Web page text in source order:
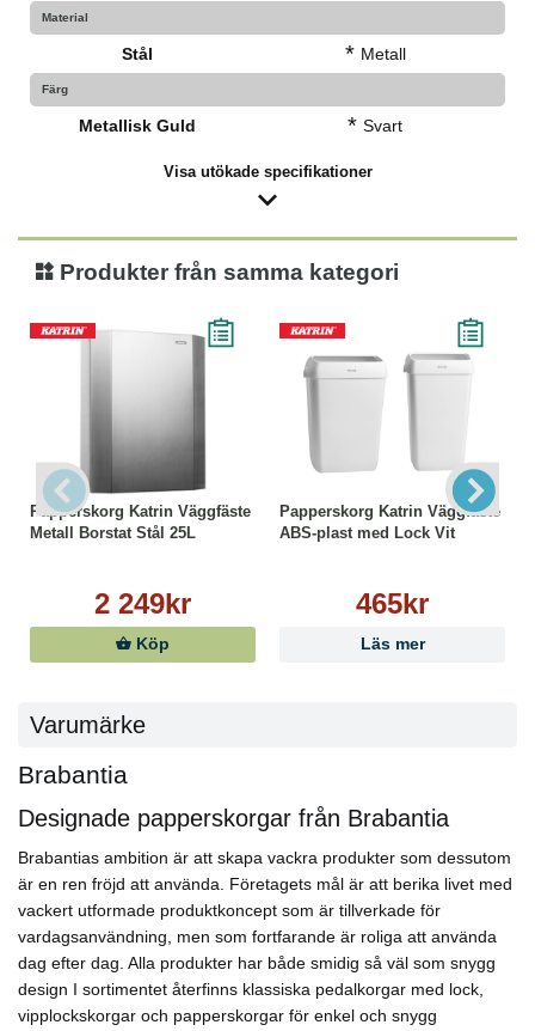
Material
Stål * Metall
Färg
Metallisk Guld * Svart
Visa utökade specifikationer
Produkter från samma kategori
Papperskorg Katrin Väggfäste
Metall Borstat Stål 25L
2 249kr
Köp
Papperskorg Katrin Väggfäste
ABS-plast med Lock Vit
465kr
Läs mer
Varumärke
Brabantia
Designade papperskorgar från Brabantia
Brabantias ambition är att skapa vackra produkter som dessutom
är en ren fröjd att använda. Företagets mål är att berika livet med
vackert utformade produktkoncept som är tillverkade för
vardagsanvändning, men som fortfarande är roliga att använda
dag efter dag. Alla produkter har både smidig så väl som snygg
design I sortimentet återfinns klassiska pedalkorgar med lock,
vipplockskorgar och papperskorgar för enkel och snygg